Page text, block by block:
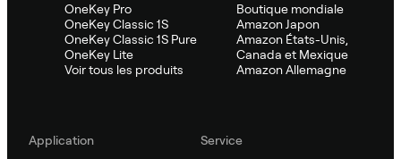
OneKey Pro
OneKey Classic 1S
OneKey Classic 1S Pure
OneKey Lite
Voir tous les produits
Boutique mondiale
Amazon Japon
Amazon États-Unis,
Canada et Mexique
Amazon Allemagne
Application
Service